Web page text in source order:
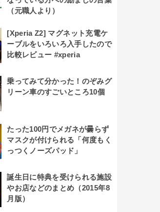
（元職人より）
[Xperia Z2] マグネット充電ケ
ーブルをいろいろ入手したので
比較レビュー #xperia
乗ってみて分かった！のぞみグ
リーン車のすごいところ10個
たった100円でメガネが曇らず
マスクが付けられる「何度もく
っつくノーズパッド」
誕生日に特典を受けられる施設
やお店などのまとめ（2015年8
月版）